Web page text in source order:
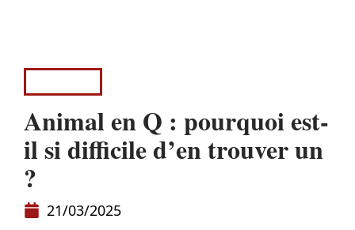
Animal en Q : pourquoi est-
il si difficile d’en trouver un
?
21/03/2025